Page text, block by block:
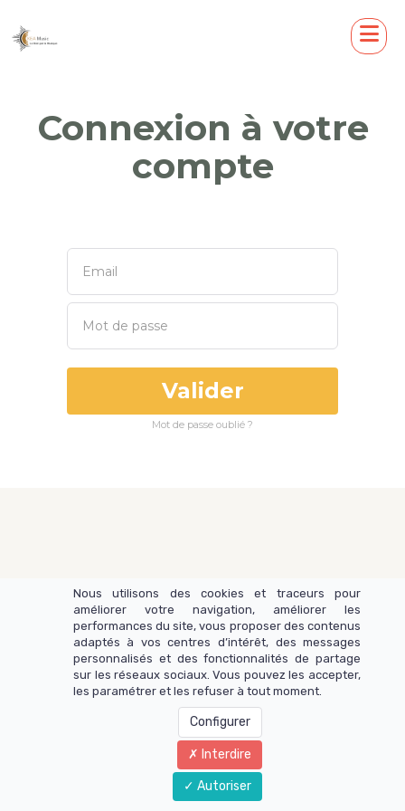
Connexion à votre
compte
Valider
Mot de passe oublié ?
KEA Music
Nous utilisons des cookies et traceurs pour
améliorer votre navigation, améliorer les
performances du site, vous proposer des contenus
adaptés à vos centres d’intérêt, des messages
personnalisés et des fonctionnalités de partage
sur les réseaux sociaux. Vous pouvez les accepter,
les paramétrer et les refuser à tout moment.
Configurer
Interdire
Autoriser